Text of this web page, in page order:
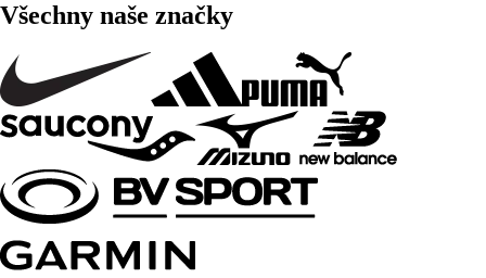
Všechny naše značky